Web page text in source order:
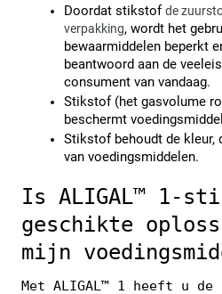
Doordat stikstof de
verpakking, wordt het
bewaarmiddelen beperkt
beantwoord aan de
consument van vandaag.
Stikstof (het gasvolume
beschermt
Stikstof behoudt de kleur,
van voedingsmiddelen.
Is ALIGAL™ 1-
geschikte
mijn
Met ALIGAL™ 1 heeft u